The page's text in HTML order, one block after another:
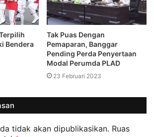
Bendera
Tak Puas Dengan
Pemaparan, Banggar
Pending Perda Penyertaan
Modal Perumda PLAD
23 Februari 2023
tidak akan dipublikasikan. Ruas